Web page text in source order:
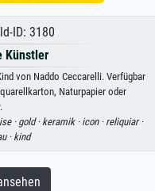
ID: 3180
Künstler
von Naddo Ceccarelli. Verfügbar
Naturpapier oder
·gold · keramik · icon · reliquiar ·
· kind